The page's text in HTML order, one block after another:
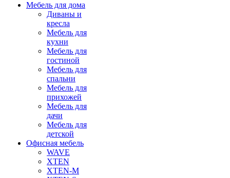
Мебель для дома
Диваны и
кресла
Мебель для
кухни
Мебель для
гостиной
Мебель для
спальни
Мебель для
прихожей
Мебель для
дачи
Мебель для
детской
Офисная мебель
WAVE
XTEN
XTEN-M